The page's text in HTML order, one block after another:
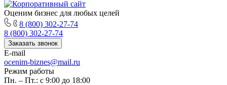
Оценим бизнес для любых целей
8 (800) 302-27-74
8 (800) 302-27-74
Заказать звонок
E-mail
ocenim-biznes@mail.ru
Режим работы
Пн. – Пт.: с 9:00 до 18:00